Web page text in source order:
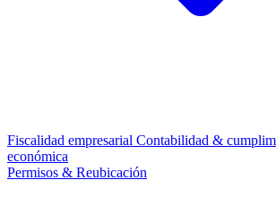
Fiscalidad empresarial Contabilidad &
económica
Permisos & Reubicación